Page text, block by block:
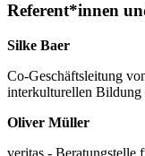
Referent*innen
Silke Baer
Co-Geschäftsleitung
interkulturellen Bildung
Oliver Müller
veritas - Beratungstelle